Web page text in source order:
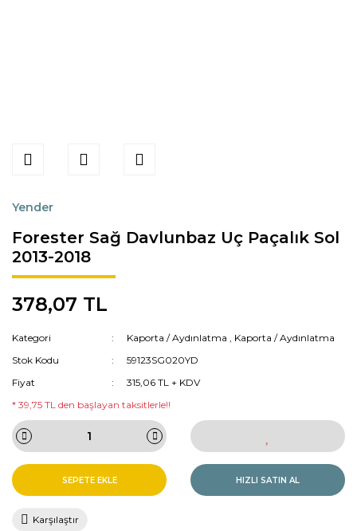
Yender
Forester Sağ Davlunbaz Uç Paçalık Sol
2013-2018
378,07 TL
Kategori Kaporta / Aydınlatma , Kaporta / Aydınlatma
Stok Kodu
59123SG020YD
Fiyat
315,06 TL + KDV
* 39,75 TL den başlayan taksitlerle!!
SEPETE EKLE HIZLI SATIN AL
Karşılaştır